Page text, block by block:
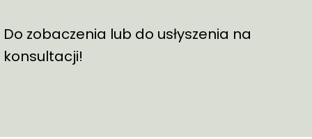
Do zobaczenia lub do usłyszenia na
konsultacji!